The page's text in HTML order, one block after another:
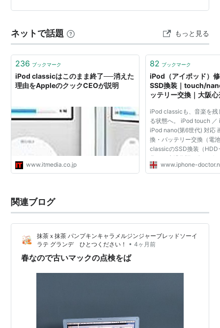
ットのステレオオーディオ
バッテリー持続時間(80GBモデル)
音楽の再生時間:最大30時間(バッテリー完全充電時)
音楽付きフォトスライドショーの再生時間:最大6時
間(バッテリー完全充電時)
ビデオの再生時間:最大5時間(バッテリー完全充電
時)
音楽の再生時間:最大40時間(バッテリー完全充電時)
音楽付きフォトスライドショーの再生時間:最大8時
間(バッテリー完全充電時)
時)
色
液晶ディスプレイ
LEDバックライト付き解像度320x240ドットの2.5
インチカラー液晶、解像度:163ppi
103.5×61.8×14mm / 162g(160GBモデル)
ネットで話題 もっと見る
236 ブックマーク
iPod classicはこのまま終了──消えた
理由をAppleのクックCEOが説明
www.itmedia.co.jp
82 ブックマーク
iPod（アイポッド）
SSD換装｜touch/
ッテリー交換｜大阪
iPod classicも、音楽を残
る状態へ。 iPod touch
iPod nano(第6世代) 対応
換・バッテリー交換（電
classicのSSD換装（
化）・水没復旧・各種ボ
クタ修理まで、状態を診
www.iphone-
関連ブログ
抹茶ｘ抹茶 パンプキンキャラメルジンジャーブレッドソーイ
ラテ グランデ ひとつください！
• 4ヶ月前
春なので古いマックの点検をば